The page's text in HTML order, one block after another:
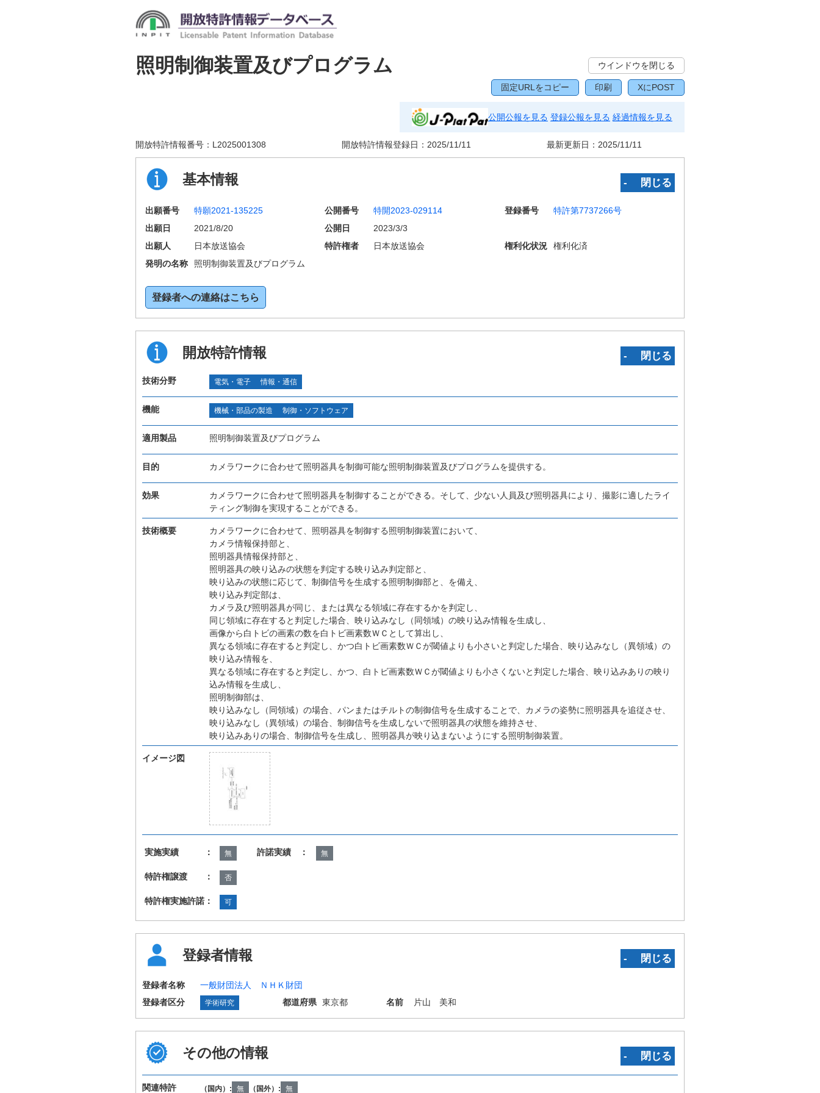
照明制御装置及びプログラム ウインドウを閉じる
固定URLをコピー 印刷 XにPOST
公開公報を見る 登録公報を見る 経過情報を見る
開放特許情報番号： L2025001308 開放特許情報登録日： 2025/11/11 最新更新日： 2025/11/11
基本情報 ‐ 閉じる
出願番号 特願2021-135225 公開番号 特開2023-029114 登録番号
特許第7737266号
出願日
2021/8/20 公開日
2023/3/3
出願人
日本放送協会 特許権者 日本放送協会 権利化状況
権利化済
発明の名称
照明制御装置及びプログラム
登録者への連絡はこちら
開放特許情報 ‐ 閉じる
技術分野 電気・電子 情報・通信
機能 機械・部品の製造 制御・ソフトウェア
適用製品 照明制御装置及びプログラム
目的 カメラワークに合わせて照明器具を制御可能な照明制御装置及びプログラムを提供する。
効果
カメラワークに合わせて照明器具を制御することができる。そして、少ない人員及び照明器具により、撮影に適したライ
ティング制御を実現することができる。
技術概要
カメラワークに合わせて、照明器具を制御する照明制御装置において、
カメラ情報保持部と、
照明器具情報保持部と、
照明器具の映り込みの状態を判定する映り込み判定部と、
映り込みの状態に応じて、制御信号を生成する照明制御部と、を備え、
映り込み判定部は、
カメラ及び照明器具が同じ、または異なる領域に存在するかを判定し、
同じ領域に存在すると判定した場合、映り込みなし（同領域）の映り込み情報を生成し、
画像から白トビの画素の数を白トビ画素数ＷＣとして算出し、
異なる領域に存在すると判定し、かつ白トビ画素数ＷＣが閾値よりも小さいと判定した場合、映り込みなし（異領域）の
映り込み情報を、
異なる領域に存在すると判定し、かつ、白トビ画素数ＷＣが閾値よりも小さくないと判定した場合、映り込みありの映り
込み情報を生成し、
照明制御部は、
映り込みなし（同領域）の場合、パンまたはチルトの制御信号を生成することで、カメラの姿勢に照明器具を追従させ、
映り込みなし（異領域）の場合、制御信号を生成しないで照明器具の状態を維持させ、
映り込みありの場合、制御信号を生成し、照明器具が映り込まないようにする照明制御装置。
イメージ図
実施実績 ： 無 許諾実績 ： 無
特許権譲渡 ： 否
特許権実施許諾： 可
登録者情報 ‐ 閉じる
登録者名称
一般財団法人 ＮＨＫ財団
登録者区分
学術研究 都道府県 東京都 名前 片山 美和
その他の情報 ‐ 閉じる
国際特許分類
G03B15/02 H04N23/56 H04N23/60 H05B47/105 H05B47/175